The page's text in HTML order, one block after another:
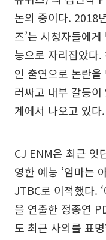
논의 중이다. 2018
즈’는 시청자들에
능으로 자리잡았다
인 출연으로 논란
러싸고 내부 갈등
계에서 나오고 있다.
CJ ENM은 최근 잇
영한 예능 ‘엄마는
JTBC로 이적했다.
을 연출한 정종연
도 최근 사의를 표